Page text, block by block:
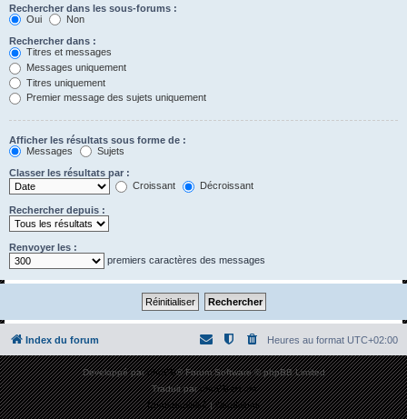
Rechercher dans les sous-forums :
Oui
Non
Rechercher dans :
Titres et messages
Messages uniquement
Titres uniquement
Premier message des sujets uniquement
Afficher les résultats sous forme de :
Messages
Sujets
Classer les résultats par :
Croissant
Décroissant
Rechercher depuis :
Renvoyer les :
premiers caractères des messages
Index du forum Heures au format UTC+02:00
Développé parphpBB® Forum Software © phpBB Limited
Traduit parphpBB-fr.com
Confidentialité|Conditions